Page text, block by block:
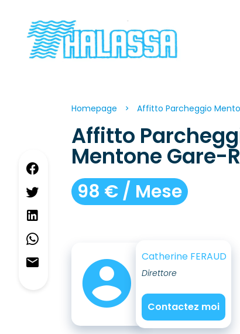
Homepage Affitto Parcheggio
Affitto
Mentone Gare-
98 € / Mese
Catherine FERAUD
Direttore
Contactez moi